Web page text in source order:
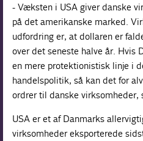
- Væksten i USA giver danske
på det amerikanske marked.
udfordring er, at dollaren er
over det seneste halve år. Hvis
en mere protektionistisk linje i
handelspolitik, så kan det for
ordrer til danske virksomheder,
USA er et af Danmarks
virksomheder eksporterede